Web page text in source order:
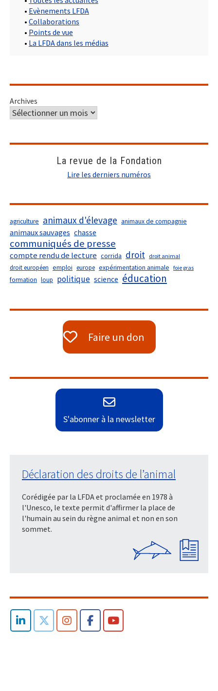
• Evènements LFDA
• Collaborations
• Points de vue
• La LFDA dans les médias
Archives
La revue de la Fondation
Lire les derniers numéros
agriculture animaux d'élevage animaux de compagnie
animaux sauvages chasse
communiqués de presse
compte rendu de lecture corrida droit droit animal
droit européen emploi europe expérimentation animale foie gras
formation loup politique science éducation
Faire un don
S'abonner à la newsletter
Déclaration des droits de l’animal
Corédigée par la LFDA et proclamée en 1978 à
l'Unesco, le texte permit d'affirmer la place de
l'humain au sein du règne animal et non en son
sommet.